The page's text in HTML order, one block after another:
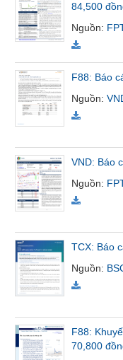
84,500
Nguồn:
F88: Báo
Nguồn:
VND: Báo
Nguồn:
TCX: Báo
Nguồn:
F88:
70,800
DỊCH
VỤ
THÔNG
ÍCH
ĐỘNG
SẢN
Mã
chứng
(-)
Tất cả Cổ phiếu